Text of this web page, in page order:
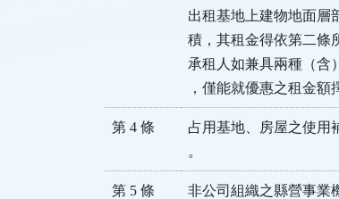
出租基地上建物地面層
積，其租金得依第二條
承租人如兼具兩種（含
，僅能就優惠之租金額
第 4 條
占用基地、房屋之使用
。
第 5 條
非公司組織之縣營事業